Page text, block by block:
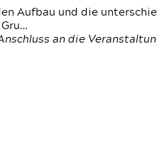
Aufbau und die
an die